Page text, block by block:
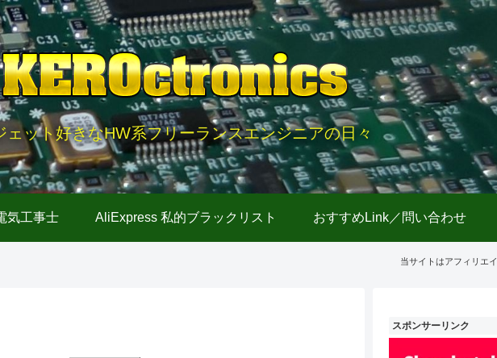
ェット好きなHW系フリーランスエンジニアの日々
気工事士 AliExpress 私的ブラックリスト おすすめLink／問い合わせ
当サイトはアフィリエ
スポンサーリンク